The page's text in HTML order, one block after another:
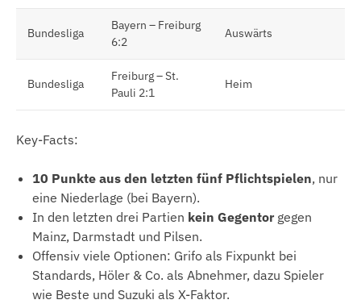
Bundesliga
Bayern – Freiburg
6:2
Auswärts
Bundesliga
Freiburg – St.
Pauli 2:1
Heim
Key-Facts:
10 Punkte aus den letzten fünf Pflichtspielen, nur
eine Niederlage (bei Bayern).
In den letzten drei Partien kein Gegentor gegen
Mainz, Darmstadt und Pilsen.
Offensiv viele Optionen: Grifo als Fixpunkt bei
Standards, Höler & Co. als Abnehmer, dazu Spieler
wie Beste und Suzuki als X-Faktor.